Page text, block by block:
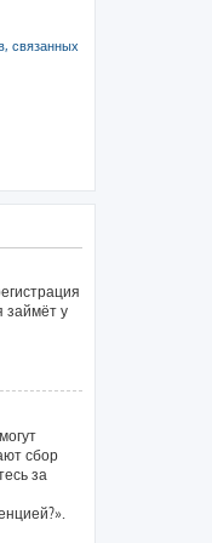
связанных
займёт у
сбор
за